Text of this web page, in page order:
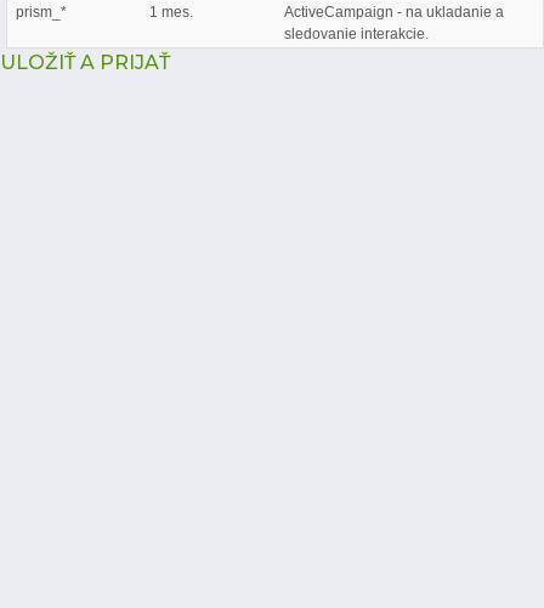
prism_*
1 mes.
ActiveCampaign - na ukladanie a
sledovanie interakcie.
ULOŽIŤ A PRIJAŤ